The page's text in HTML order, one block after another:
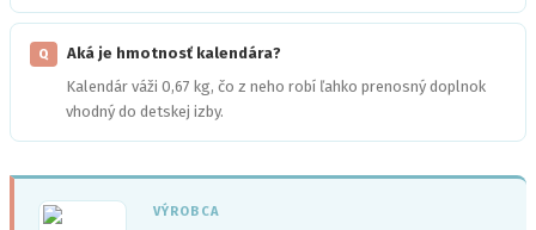
Q
Aká je hmotnosť kalendára?
Kalendár váži 0,67 kg, čo z neho robí ľahko prenosný doplnok
vhodný do detskej izby.
VÝROBCA